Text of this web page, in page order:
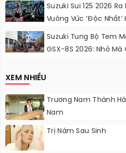
Suzuki Sui 125 2026
Vuông Vức ‘độc
Suzuki Tung Bộ Tem
GSX-8S 2026: Nhỏ
XEM NHIỀU
Trương Nam Thành
Nam
Trị Nám Sau Sinh